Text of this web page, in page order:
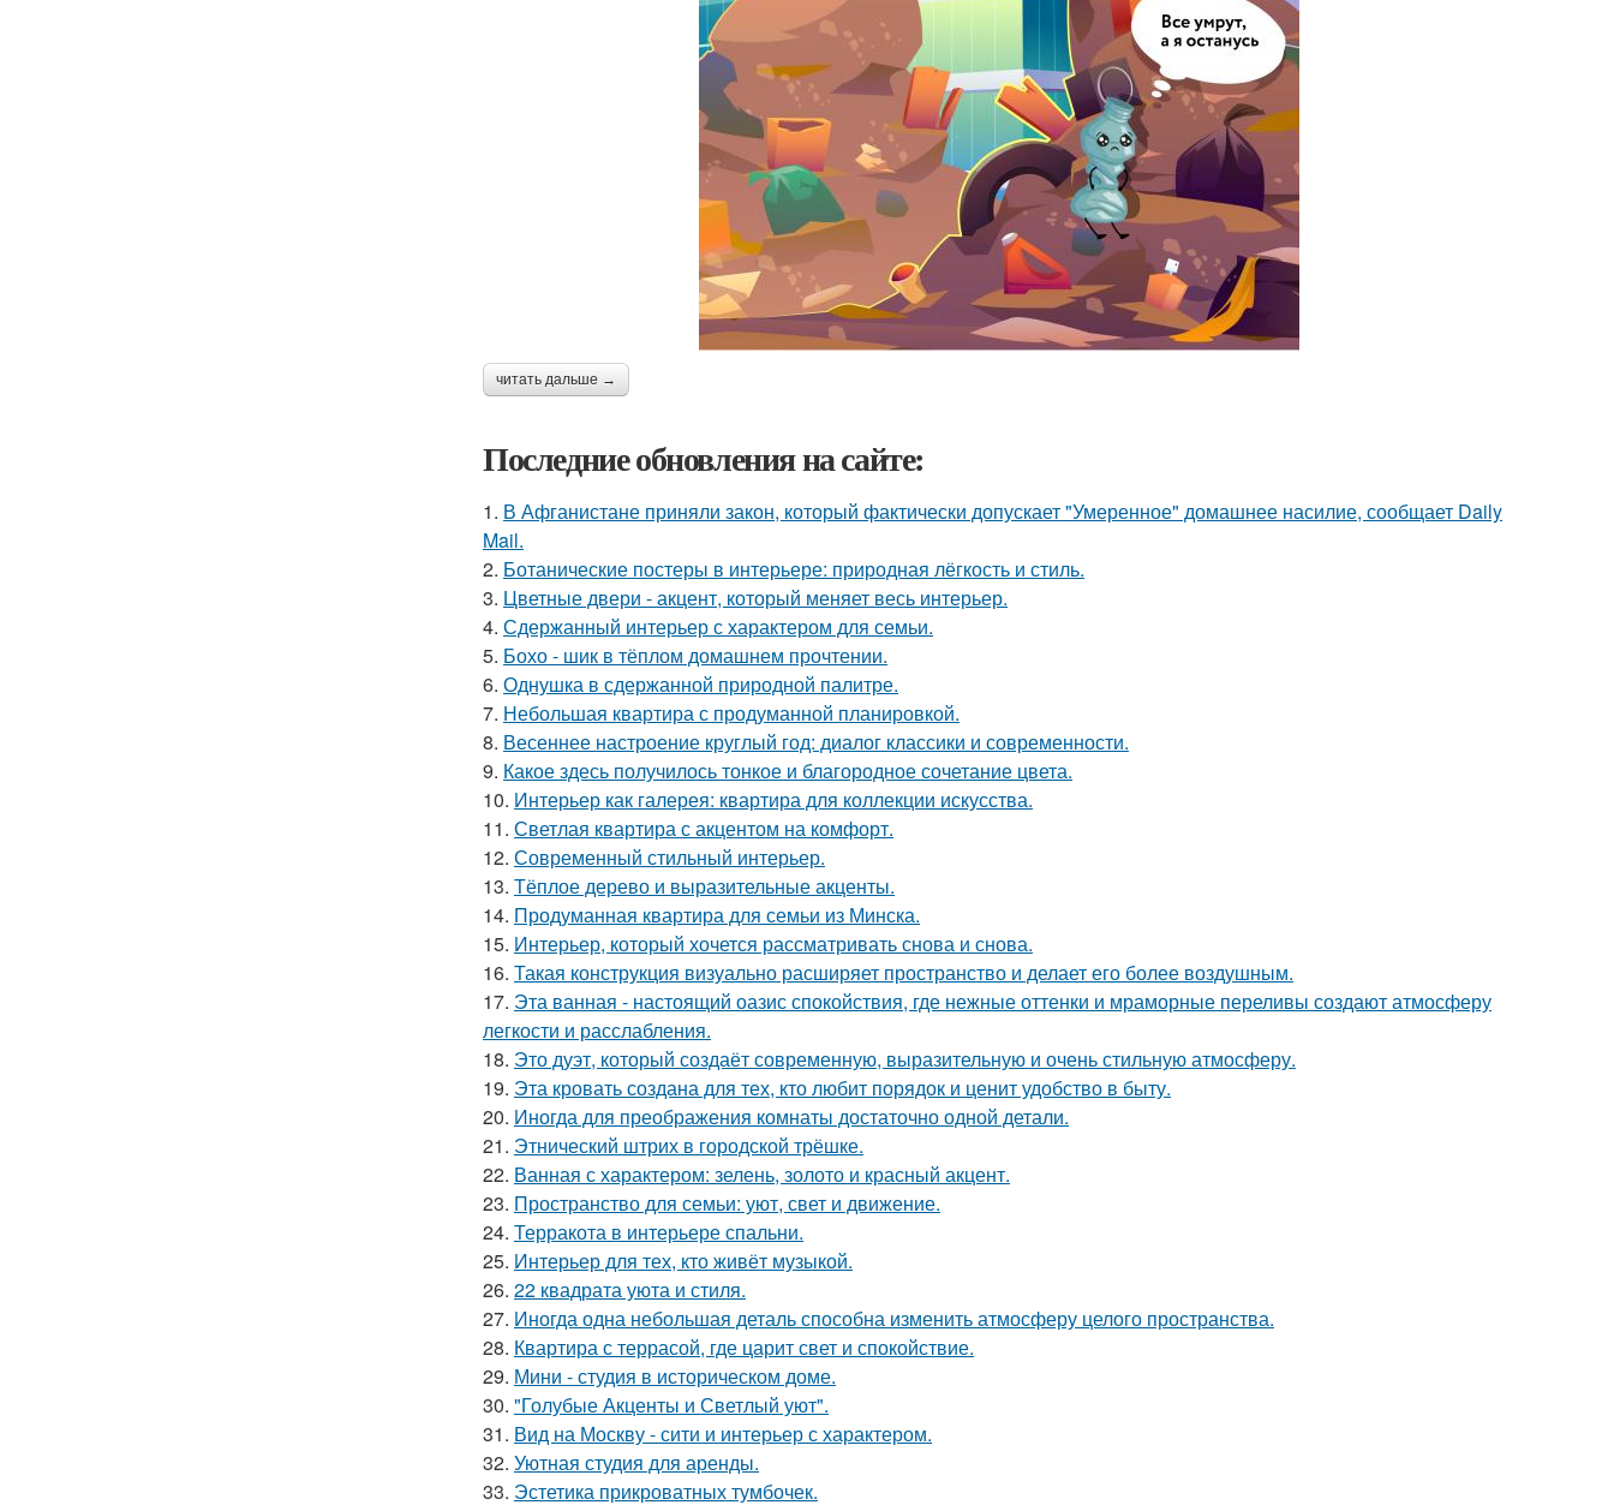
читать дальше →
Последние обновления на сайте:
1. В Афганистане приняли закон, который фактически допускает "Умеренное" домашнее насилие, сообщает Daily
Mail.
2. Ботанические постеры в интерьере: природная лёгкость и стиль.
3. Цветные двери - акцент, который меняет весь интерьер.
4. Сдержанный интерьер с характером для семьи.
5. Бохо - шик в тёплом домашнем прочтении.
6. Однушка в сдержанной природной палитре.
7. Небольшая квартира с продуманной планировкой.
8. Весеннее настроение круглый год: диалог классики и современности.
9. Какое здесь получилось тонкое и благородное сочетание цвета.
10. Интерьер как галерея: квартира для коллекции искусства.
11. Светлая квартира с акцентом на комфорт.
12. Современный стильный интерьер.
13. Тёплое дерево и выразительные акценты.
14. Продуманная квартира для семьи из Минска.
15. Интерьер, который хочется рассматривать снова и снова.
16. Такая конструкция визуально расширяет пространство и делает его более воздушным.
17. Эта ванная - настоящий оазис спокойствия, где нежные оттенки и мраморные переливы создают атмосферу
легкости и расслабления.
18. Это дуэт, который создаёт современную, выразительную и очень стильную атмосферу.
19. Эта кровать создана для тех, кто любит порядок и ценит удобство в быту.
20. Иногда для преображения комнаты достаточно одной детали.
21. Этнический штрих в городской трёшке.
22. Ванная с характером: зелень, золото и красный акцент.
23. Пространство для семьи: уют, свет и движение.
24. Терракота в интерьере спальни.
25. Интерьер для тех, кто живёт музыкой.
26. 22 квадрата уюта и стиля.
27. Иногда одна небольшая деталь способна изменить атмосферу целого пространства.
28. Квартира с террасой, где царит свет и спокойствие.
29. Мини - студия в историческом доме.
30. "Голубые Акценты и Светлый уют".
31. Вид на Москву - сити и интерьер с характером.
32. Уютная студия для аренды.
33. Эстетика прикроватных тумбочек.